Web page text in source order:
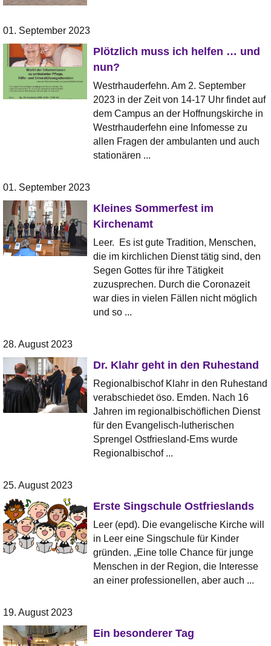
01. September 2023
Plötzlich muss ich helfen … und
nun?
Westrhauderfehn. Am 2. September
2023 in der Zeit von 14-17 Uhr findet auf
dem Campus an der Hoffnungskirche in
Westrhauderfehn eine Infomesse zu
allen Fragen der ambulanten und auch
stationären ...
01. September 2023
Kleines Sommerfest im
Kirchenamt
Leer. Es ist gute Tradition, Menschen,
die im kirchlichen Dienst tätig sind, den
Segen Gottes für ihre Tätigkeit
zuzusprechen. Durch die Coronazeit
war dies in vielen Fällen nicht möglich
und so ...
28. August 2023
Dr. Klahr geht in den Ruhestand
Regionalbischof Klahr in den Ruhestand
verabschiedet öso. Emden. Nach 16
Jahren im regionalbischöflichen Dienst
für den Evangelisch-lutherischen
Sprengel Ostfriesland-Ems wurde
Regionalbischof ...
25. August 2023
Erste Singschule Ostfrieslands
Leer (epd). Die evangelische Kirche will
in Leer eine Singschule für Kinder
gründen. „Eine tolle Chance für junge
Menschen in der Region, die Interesse
an einer professionellen, aber auch ...
19. August 2023
Ein besonderer Tag